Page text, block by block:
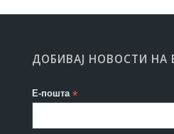
ДОБИВАЈ НОВОСТИ НА
Е-пошта*